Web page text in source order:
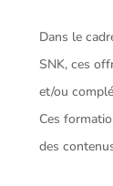
Dans le
SNK, ces
et/ou
Ces
des